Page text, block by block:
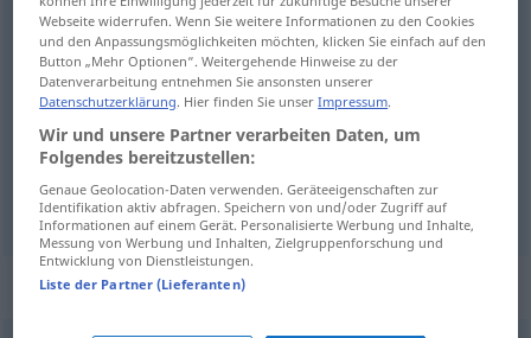
запошљавати anstellenArbeitskräfte
укључивати anstellen Radio
палити anstellenHeizung, Motor
Synonyme für "anstellen"
Webseite widerrufen. Wenn Sie weitere Informationen zu den Cookies
und den Anpassungsmöglichkeiten möchten, klicken Sie einfach auf den
Button „Mehr Optionen“. Weitergehende Hinweise zu der
Datenverarbeitung entnehmen Sie ansonsten unserer
Datenschutzerklärung. Hier finden Sie unserImpressum.
Wir und unsere Partner verarbeiten Daten, um
Folgendes bereitzustellen:
Genaue Geolocation-Daten verwenden. Geräteeigenschaften zur
Identifikation aktiv abfragen. Speichern von und/oder Zugriff auf
Informationen auf einem Gerät. Personalisierte Werbung und Inhalte,
Messung von Werbung und Inhalten, Zielgruppenforschung und
Entwicklung von Dienstleistungen.
Liste der Partner (Lieferanten)